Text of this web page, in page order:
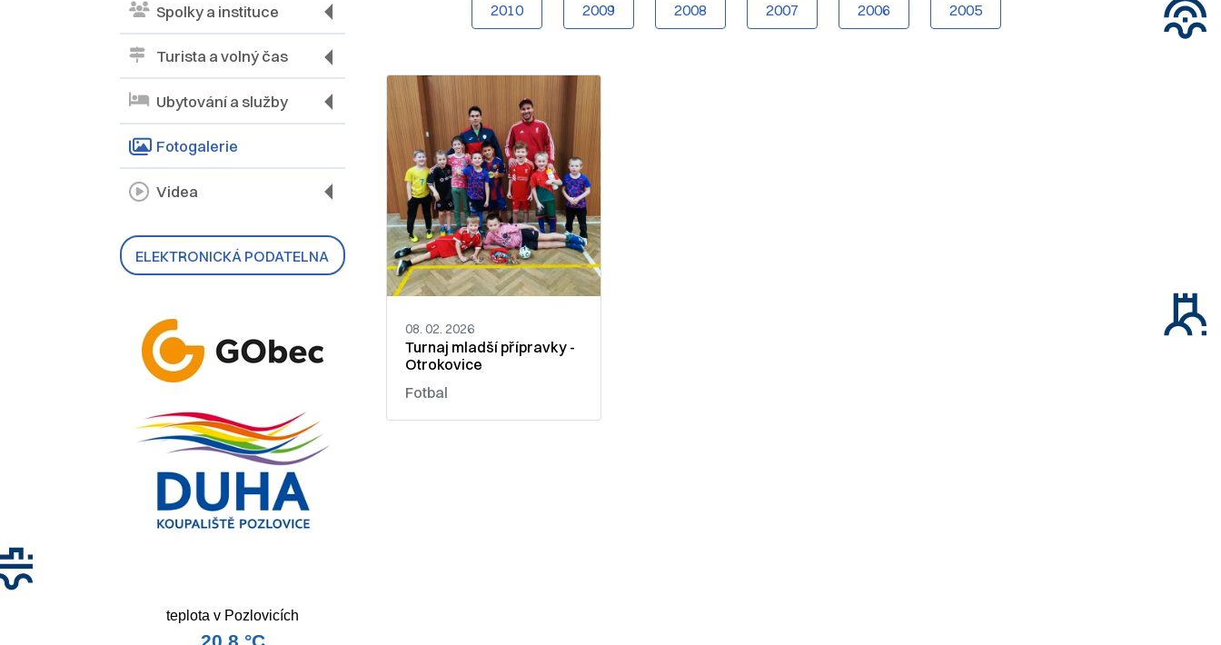
Spolky a instituce
Turista a volný čas
Ubytování a služby
Fotogalerie
Videa
ELEKTRONICKÁ PODATELNA
2010 2009 2008 2007 2006 2005
08. 02. 2026
Turnaj mladší přípravky -
Otrokovice
Fotbal